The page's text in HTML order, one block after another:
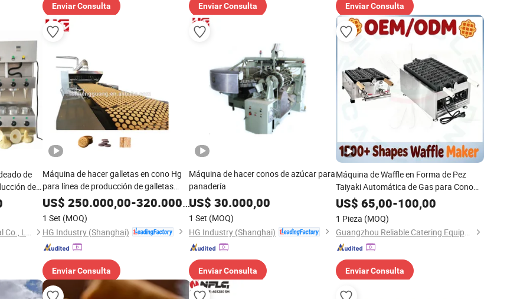
Enviar Consulta Enviar Consulta Enviar Consulta
de
de
Guangzhou Tianyin Industrial Co., Ltd.
Máquina de hacer galletas en cono Hg
para línea de producción de galletas
blandas y duras, equipo de panadería
US$ 250.000,00-320.000,00
1 Set (MOQ)
HG Industry (Shanghai)
Enviar Consulta
Máquina de hacer conos de azúcar para
panadería
US$ 30.000,00
1 Set (MOQ)
HG Industry (Shanghai)
Enviar Consulta
Máquina de Waffle en Forma de Pez
Taiyaki Automática de Gas para Cono
de Waffle en Forma de Pez
US$ 65,00-100,00
1 Pieza (MOQ)
Guangzhou Reliable Catering Equipment Co., Ltd.
Enviar Consulta